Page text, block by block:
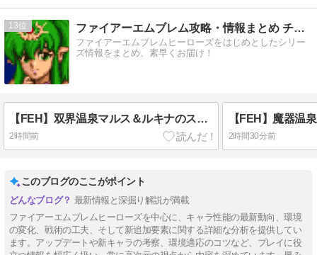
13 ファイアーエムブレム攻略・情報まとめ チキ速
ファイアーエムブレムヒーローズをはじめとしたシリー
ズ情報をまとめ、素早くお届け！
【FEH】双界温泉マルス＆ルキナのステータスは攻撃速さ型！！ 専用武器とスキルを合計3つ所持し味方サポートに優れた性能だ
2時間前 2時間30分前
このブログのここがポイント
最新情報と深掘り解説が満載
ファイアーエムブレムヒーローズを中心に、キャラ性能の最新動向、環境
の変化、戦術の工夫、そして新追加要素に関する詳細な分析を提供してい
ます。アップデートや新キャラの考察、環境適応のコツなど、プレイに役